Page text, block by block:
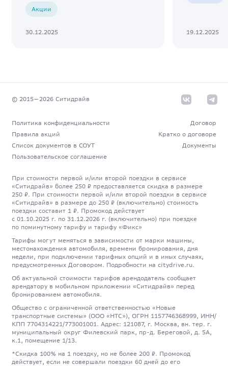
30.12.2025
Акции
19.12.2025
© 2015—2026 Cитидрайв
Политика конфиденциальности
Правила акций
Список документов в СОУТ
Пользовательское соглашение
Договор
Кратко о договоре
Документы
При стоимости первой и/или второй поездки в сервисе
«Ситидрайв» более 250 ₽ предоставляется скидка в размере
250 ₽. При стоимости первой и/или второй поездки в сервисе
«Ситидрайв» в размере до 250 ₽ (включительно) стоимость
поездки составит 1 ₽. Промокод действует
с 01.10.2025 г. по 31.12.2026 г. (включительно) при поездке
по поминутному тарифу и тарифу «Фикс»
Тарифы могут меняться в зависимости от марки машины,
местонахождения автомобиля, времени бронирования, дня
недели, при подключении тарифных опций и в иных случаях,
предусмотренных Договором. Подробности на citydrive.ru.
Об актуальной стоимости тарифов арендодатель сообщает
арендатору в мобильном приложении «Ситидрайв» перед
бронированием автомобиля.
Общество с ограниченной ответственностью «Новые
транспортные системы» (ООО «НТС»), ОГРН 1157746368999, ИНН/
КПП 7704314221/773001001. Адрес: 121087, г. Москва, вн. тер. г.
муниципальный округ Филевский парк, пр-д. Береговой, д. 5А,
к.1, помещение 1/13.
*Скидка 100% на 1 поездку, но не более 200 ₽. Промокод
действует, если не совершали поездки 60 дней до его